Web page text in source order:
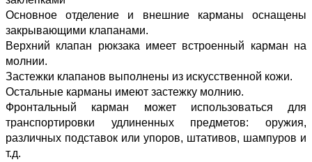
Основное отделение и внешние карманы оснащены
закрывающими клапанами.
Верхний клапан рюкзака имеет встроенный карман на
молнии.
Застежки клапанов выполнены из искусственной кожи.
Остальные карманы имеют застежку молнию.
Фронтальный карман может использоваться для
транспортировки удлиненных предметов: оружия,
различных подставок или упоров, штативов, шампуров и
т.д.